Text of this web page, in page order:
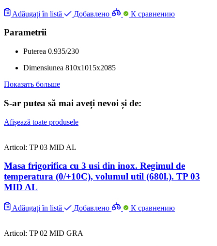
Adăugați în listă Добавлено К сравнению
Parametrii
Puterea 0.935/230
Dimensiunea 810x1015x2085
Показать больше
S-ar putea să mai aveți nevoi și de:
Afișează toate produsele
Articol: TP 03 MID AL
Masa frigorifica cu 3 usi din inox. Regimul de
temperatura (0/+10C), volumul util (680l.). TP 03
MID AL
Adăugați în listă Добавлено К сравнению
Articol: TP 02 MID GRA